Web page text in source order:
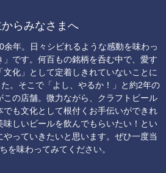
からみなさまへ
余年。日々シビれるような感動を味わっ
です。何百もの銘柄を呑む中で、愛す
化」として定着しきれていないことに
。そこで「よし、やるか！」と約2年の
の店舗。微力ながら、クラフトビール
も文化として根付くお手伝いができれ
味しいビールを飲んでもらいたい！とい
やっていきたいと思います。ぜひ一度当
を味わってみてください。